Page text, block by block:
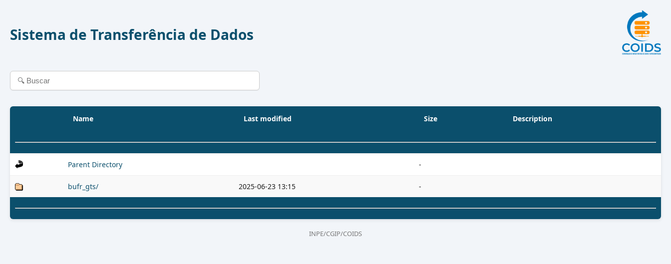
Sistema de Transferência de Dados
Name Last modified Size Description
Parent Directory -
bufr_gts/ 2025-06-23 13:15 -
INPE/CGIP/COIDS